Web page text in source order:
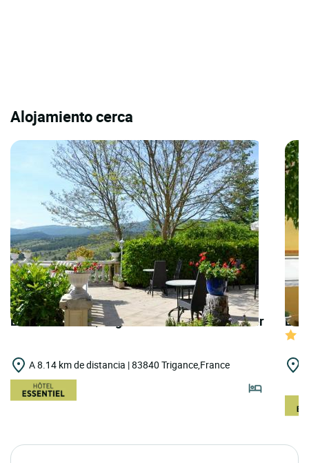
Alojamiento cerca
LOGIS HOTELS | Logis Hôtel le Vieil Amandier
A 8.14 km de distancia | 83840 Trigance,France